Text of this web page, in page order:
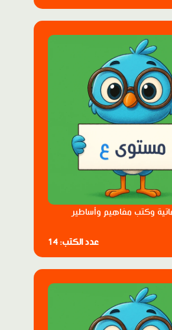
وكتب مفاهيم وأساطير
عدد الكتب: 14